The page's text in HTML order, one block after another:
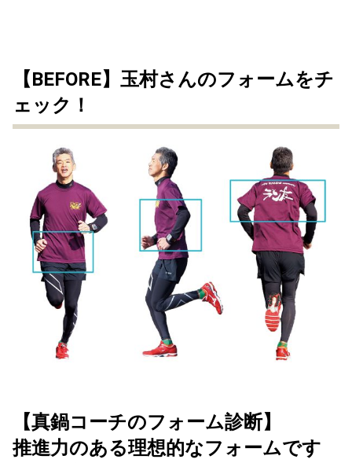
【BEFORE】玉村さんのフォームをチ
ェック！
【真鍋コーチのフォーム診断】
推進力のある理想的なフォームです